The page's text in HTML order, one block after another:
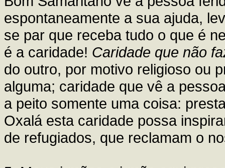
espontaneamente a sua ajuda,
se par que receba tudo o que é
é a caridade! Caridade que não
do outro, por motivo religioso ou
alguma; caridade que vê a
a peito somente uma coisa:
Oxalá esta caridade possa
de refugiados, que reclamam o